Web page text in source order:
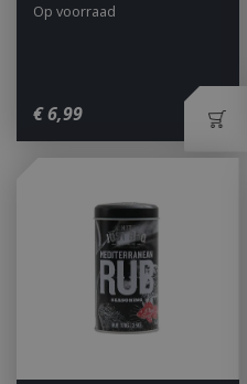
€6,99
Op voorraad